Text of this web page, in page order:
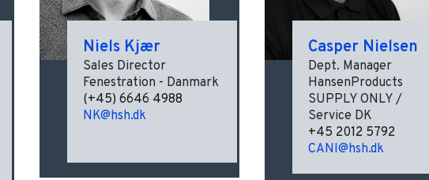
Niels Kjær
Sales Director
Fenestration - Danmark
(+45) 6646 4988
NK@hsh.dk
Casper Nielsen
Dept. Manager
HansenProducts
SUPPLY ONLY /
Service DK
+45 2012 5792
CANI@hsh.dk